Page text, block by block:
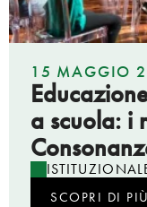
15 MAGGIO
a scuola: i
SCOPRI DI PIÙ